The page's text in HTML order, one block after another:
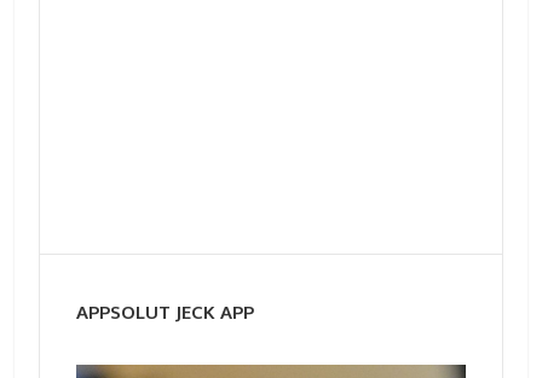
APPSOLUT JECK APP